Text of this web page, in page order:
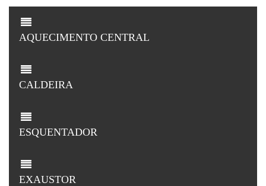
AQUECIMENTO CENTRAL
CALDEIRA
ESQUENTADOR
EXAUSTOR